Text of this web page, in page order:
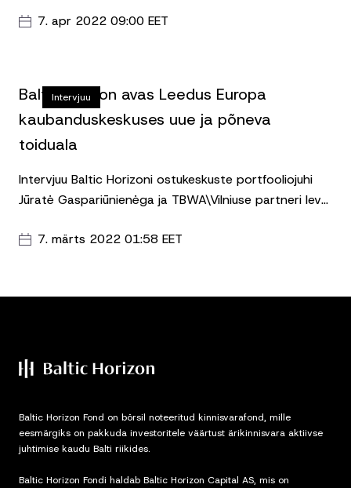
7. apr 2022 09:00 EET
Intervjuu
Baltic Horizon avas Leedus Europa
kaubanduskeskuses uue ja põneva
toiduala
Intervjuu Baltic Horizoni ostukeskuste portfooliojuhi
Jūratė Gaspariūnienėga ja TBWA\Vilniuse partneri Ieva
7. märts 2022 01:58 EET
Baltic Horizon Fond on börsil noteeritud kinnisvarafond, mille
eesmärgiks on pakkuda investoritele väärtust ärikinnisvara aktiivse
juhtimise kaudu Balti riikides.
Baltic Horizon Fondi haldab Baltic Horizon Capital AS, mis on